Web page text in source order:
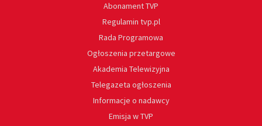
Abonament TVP
Regulamin tvp.pl
Rada Programowa
Ogłoszenia przetargowe
Akademia Telewizyjna
Telegazeta ogłoszenia
Informacje o nadawcy
Emisja w TVP